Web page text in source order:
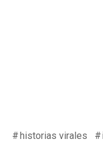
historias virales